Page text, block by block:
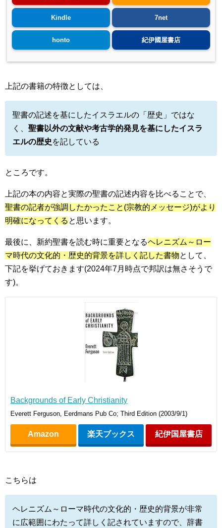
Kindle 7net
honto 紀伊國屋書店
上記の書籍の特徴としては、
聖書の記述を基にしたイスラエルの「歴史」ではな
く、 聖書以外の文献や考古学的発見を基にしたイスラ
エルの歴史 を記している
ところです。
上記の本の内容と実際の聖書の記述内容を比べることで、
聖書の記者が強調したかったこと(宗教的メッセージ)がより
明確になってくる と思います。
最後に、新約聖書を読む時に重要となるヘレニズム～ロー
マ時代の文化的・歴史的背景を詳しく記した書物として、
下記を挙げておきます(2024年7月時点で邦訳は無さそうで
す)。
Backgrounds of Early Christianity
Everett Ferguson, Eerdmans Pub Co; Third Edition (2003/9/1)
Amazon 楽天ブックス 紀伊国屋書店
こちらは
ヘレニズム～ローマ時代の文化的・歴史的背景が非常
に広範囲にわたって詳しく記されていますので、辞書